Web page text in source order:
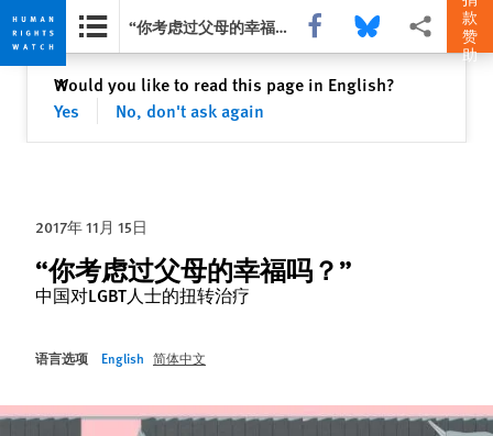
Skip
privacy
Skip
content
“你考虑过父母的幸福吗？” Share this via Facebook
Share this via Bluesky
More sharing
款
赞
助
Would you like to read this page in English?
Yes
No, don't ask again
✕关闭
2017年 11月 15日
“你考虑过父母的幸福吗？”
中国对LGBT人士的扭转治疗
语言选项 English 简体中文